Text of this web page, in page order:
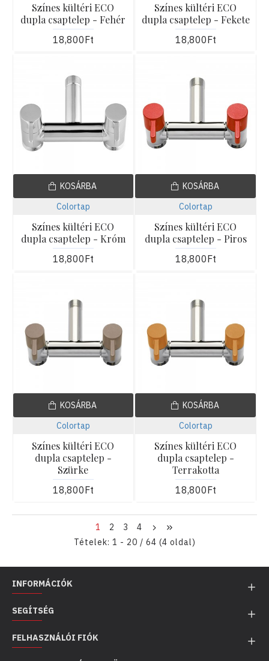
Színes kültéri ECO
dupla csaptelep - Fehér
18,800Ft
Színes kültéri ECO
dupla csaptelep - Fekete
18,800Ft
Colortap
Színes kültéri ECO
dupla csaptelep - Króm
18,800Ft
KOSÁRBA
Colortap
Színes kültéri ECO
dupla csaptelep - Piros
18,800Ft
KOSÁRBA
Colortap
Színes kültéri ECO
dupla csaptelep -
Szürke
18,800Ft
KOSÁRBA
Colortap
Színes kültéri ECO
dupla csaptelep -
Terrakotta
18,800Ft
KOSÁRBA
1 2 3
4
Tételek: 1 - 20 / 64 (4 oldal)
INFORMÁCIÓK
SEGÍTSÉG
FELHASZNÁLÓI FIÓK